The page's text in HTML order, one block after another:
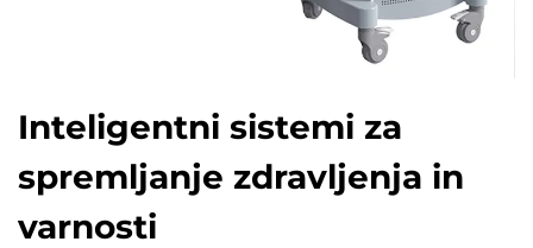
Inteligentni sistemi za
spremljanje zdravljenja in
varnosti